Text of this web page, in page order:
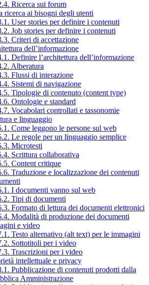
Ricerca sui forum
ricerca ai bisogni degli utenti
User stories per definire i contenuti
Job stories per definire i contenuti
Criteri di accettazione
dell’informazione
Definire l’architettura dell’informazione
Alberatura
Flussi di interazione
Sistemi di navigazione
Tipologie di contenuto (content type)
Ontologie e standard
Vocabolari controllati e tassonomie
e linguaggio
Come leggono le persone sul web
Le regole per un linguaggio semplice
Microtesti
Scrittura collaborativa
Content critique
Traduzione e localizzazione dei contenuti
I documenti vanno sul web
Tipi di documenti
Formato di lettura dei documenti elettronici
Modalità di produzione dei documenti
e video
Testo alternativo (alt text) per le immagini
Sottotitoli per i video
Trascrizioni per i video
intellettuale e privacy
Pubblicazione di contenuti prodotti dalla
Amministrazione